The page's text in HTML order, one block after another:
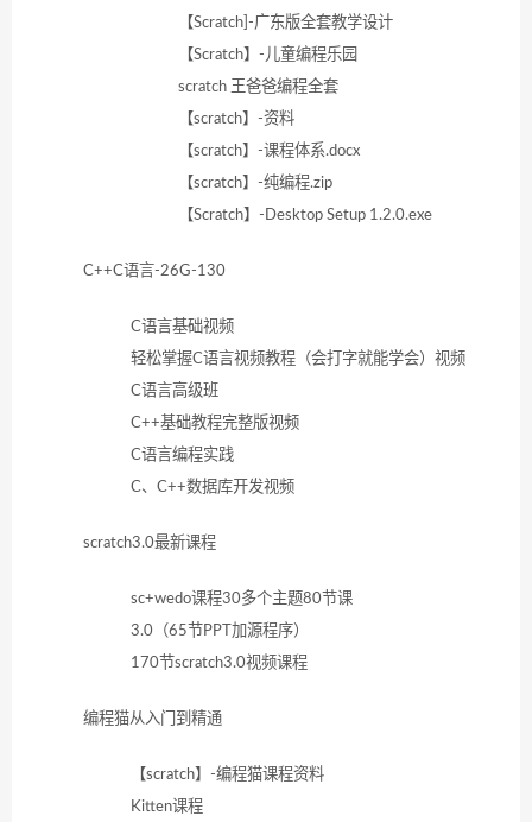
【Scratch]-广东版全套教学设计
【Scratch】-儿童编程乐园
scratch 王爸爸编程全套
【scratch】-资料
【scratch】-课程体系.docx
【scratch】-纯编程.zip
【Scratch】-Desktop Setup 1.2.0.exe
C++C语言-26G-130
C语言基础视频
轻松掌握C语言视频教程（会打字就能学会）视频
C语言高级班
C++基础教程完整版视频
C语言编程实践
C、C++数据库开发视频
scratch3.0最新课程
sc+wedo课程30多个主题80节课
3.0（65节PPT加源程序）
170节scratch3.0视频课程
编程猫从入门到精通
【scratch】-编程猫课程资料
Kitten课程